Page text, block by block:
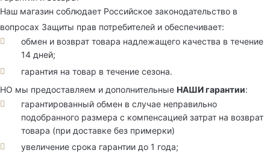
Наш магазин соблюдает Российское законодательство в
вопросах Защиты прав потребителей и обеспечивает:
обмен и возврат товара надлежащего качества в течение
14 дней;
гарантия на товар в течение сезона.
НО мы предоставляем и дополнительные НАШИ гарантии:
гарантированный обмен в случае неправильно
подобранного размера с компенсацией затрат на возврат
товара (при доставке без примерки)
увеличение срока гарантии до 1 года;